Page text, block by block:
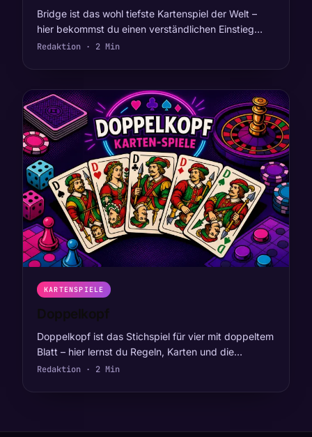
Bridge ist das wohl tiefste Kartenspiel der Welt –
hier bekommst du einen verständlichen Einstieg…
Redaktion · 2 Min
KARTENSPIELE
Doppelkopf
Doppelkopf ist das Stichspiel für vier mit doppeltem
Blatt – hier lernst du Regeln, Karten und die…
Redaktion · 2 Min